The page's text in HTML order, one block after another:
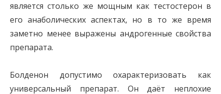
является столько же мощным как тестостерон в
его анаболических аспектах, но в то же время
заметно менее выражены андрогенные свойства
препарата.
Болденон допустимо охарактеризовать как
универсальный препарат. Он даёт неплохие